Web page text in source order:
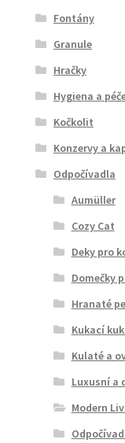
Fontány
Granule
Hračky
Hygiena a
Kočkolit
Konzervy a
Odpočívadla
Aumüller
Cozy Cat
Deky pro
Domečky
Hranaté
Kukací
Kulaté a
Luxusní a
Modern